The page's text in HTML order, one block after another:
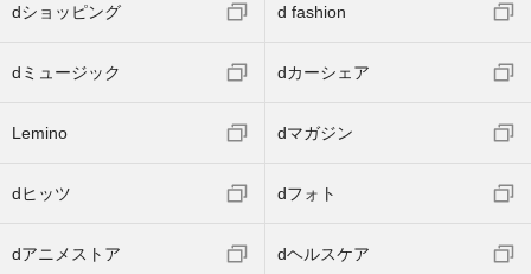
dショッピング d fashion
dミュージック dカーシェア
Lemino dマガジン
dヒッツ dフォト
dアニメストア dヘルスケア